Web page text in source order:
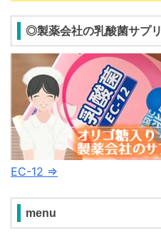
◎製薬会社の乳酸菌サプリ
EC-12 ⇒
menu